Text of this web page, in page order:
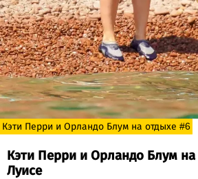
Кэти Перри и Орландо Блум на отдыхе #6
Кэти Перри и Орландо Блум на
Луисе